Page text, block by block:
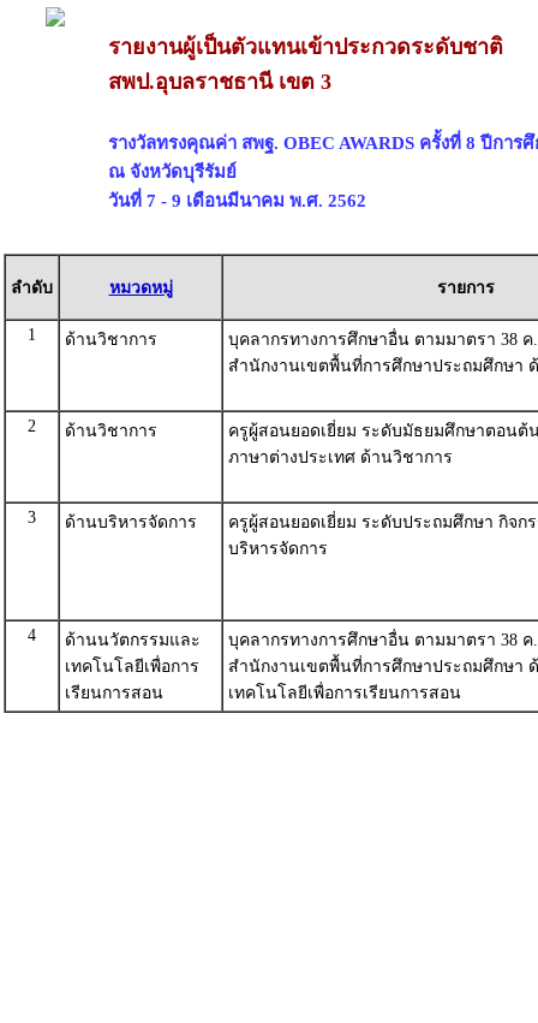
รายงานผู้เป็นตัวแทนเข้าประกวดระดับชาติ
สพป.อุบลราชธานี เขต 3
รางวัลทรงคุณค่า สพฐ. OBEC AWARDS ครั้งที่ 8 ปีการ
ณ จังหวัดบุรีรัมย์
วันที่ 7 - 9 เดือนมีนาคม พ.ศ. 2562
ลำดับ หมวดหมู่ รายการ
1 ด้านวิชาการ
บุคลากรทางการศึกษาอื่น ตามมาตรา 38 ค
สำนักงานเขตพื้นที่การศึกษาประถมศึกษา
2 ด้านวิชาการ
ครูผู้สอนยอดเยี่ยม ระดับมัธยมศึกษาตอนต้
ภาษาต่างประเทศ ด้านวิชาการ
3 ด้านบริหารจัดการ
ครูผู้สอนยอดเยี่ยม ระดับประถมศึกษา กิจก
บริหารจัดการ
4
ด้านนวัตกรรมและ
เทคโนโลยีเพื่อการ
เรียนการสอน
บุคลากรทางการศึกษาอื่น ตามมาตรา 38 ค
สำนักงานเขตพื้นที่การศึกษาประถมศึกษา
เทคโนโลยีเพื่อการเรียนการสอน